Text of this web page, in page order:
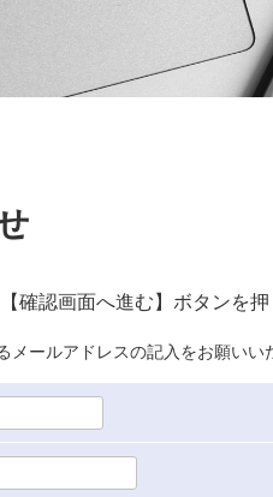
確認画面へ進む】ボタンを
ールアドレスの記入をお願いい